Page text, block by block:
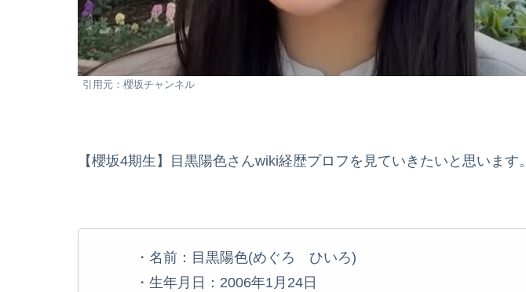
引用元：櫻坂チャンネル
【櫻坂4期生】目黒陽色さんwiki経歴プロフを見ていきたいと思います。
・名前：目黒陽色(めぐろ ひいろ)
・生年月日：2006年1月24日